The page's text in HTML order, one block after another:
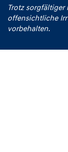
Trotz
offensichtliche
vorbehalten.